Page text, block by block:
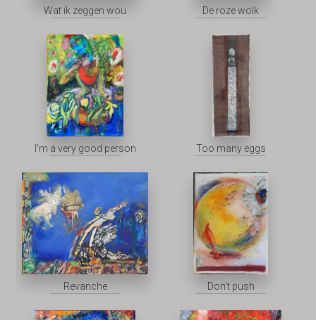
Wat ik zeggen wou De roze wolk
I'm a very good person Too many eggs
Revanche Don't push